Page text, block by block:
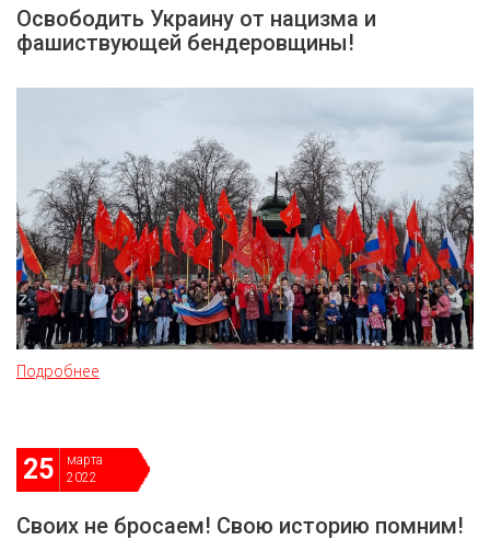
Освободить Украину от нацизма и
фашиствующей бендеровщины!
Подробнее
25
марта
2022
Своих не бросаем! Свою историю помним!